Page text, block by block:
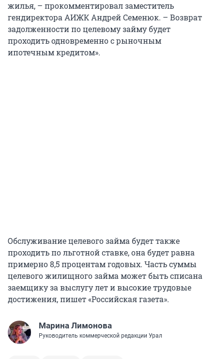
жилья, – прокомментировал заместитель
гендиректора АИЖК Андрей Семенюк. – Возврат
задолженности по целевому займу будет
проходить одновременно с рыночным
ипотечным кредитом».
Обслуживание целевого займа будет также
проходить по льготной ставке, она будет равна
примерно 8,5 процентам годовых. Часть суммы
целевого жилищного займа может быть списана
заемщику за выслугу лет и высокие трудовые
достижения, пишет «Российская газета».
Марина Лимонова
Руководитель коммерческой редакции Урал